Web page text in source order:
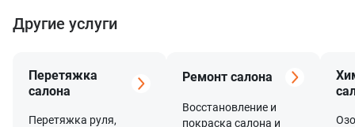
Другие услуги
Перетяжка
салона
Перетяжка руля,
Ремонт салона
Восстановление и
покраска салона и